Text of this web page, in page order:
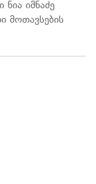
ნია იმნაძე
მოთავსების